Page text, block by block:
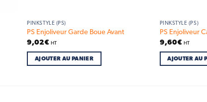
PINKSTYLE (PS)
PS Enjoliveur Garde Boue Avant
9,02€ HT
AJOUTER AU PANIER
PINKSTYLE (PS)
PS Enjoliveur
9,60€ HT
AJOUTER AU